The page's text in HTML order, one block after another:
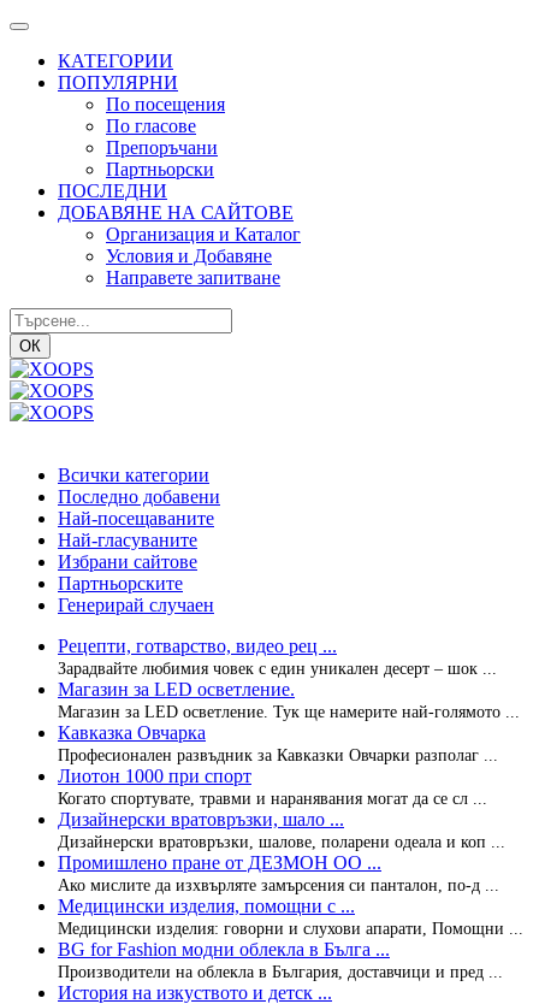
КАТЕГОРИИ
ПОПУЛЯРНИ
По посещения
По гласове
Препоръчани
Партньорски
ПОСЛЕДНИ
ДОБАВЯНЕ НА САЙТОВЕ
Организация и Каталог
Условия и Добавяне
Направете запитване
ОК
Всички категории
Последно добавени
Най-посещаваните
Най-гласуваните
Избрани сайтове
Партньорските
Генерирай случаен
Рецепти, готварство, видео рец ...
Зарадвайте любимия човек с един уникален десерт – шок ...
Магазин за LED осветление.
Магазин за LED осветление. Тук ще намерите най-голямото ...
Кавказка Овчарка
Професионален развъдник за Кавказки Овчарки разполаг ...
Лиотон 1000 при спорт
Когато спортувате, травми и наранявания могат да се сл ...
Дизайнерски вратовръзки, шало ...
Дизайнерски вратовръзки, шалове, поларени одеала и коп ...
Промишлено пране от ДЕЗМОН ОО ...
Ако мислите да изхвърляте замърсения си панталон, по-д ...
Медицински изделия, помощни с ...
Медицински изделия: говорни и слухови апарати, Помощни ...
BG for Fashion модни облекла в Бълга ...
Производители на облекла в България, доставчици и пред ...
История на изкуството и детск ...